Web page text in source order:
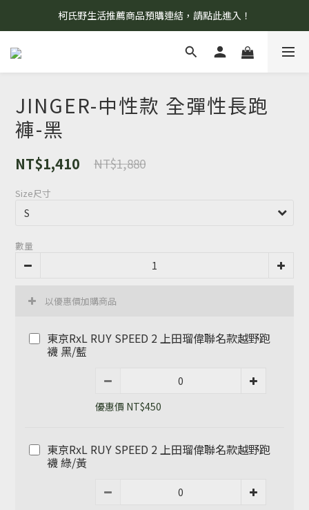
8/7 當天暫停開放工作室。請見諒！
柯氏野生活推薦商品預購連結，請點此進入！
8/7 當天暫停開放工作室。請見諒！
JINGER-中性款 全彈性長跑
褲-黑
NT$1,410 NT$1,880
Size尺寸
數量
以優惠價加購商品
東京RxL RUY SPEED 2 上田瑠偉聯名款越野跑
襪 黑/藍
優惠價 NT$450
東京RxL RUY SPEED 2 上田瑠偉聯名款越野跑
襪 綠/黃